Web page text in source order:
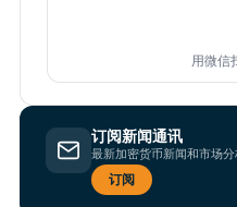
用微信
订阅新闻通讯
最新加密货币新闻和市场分
订阅